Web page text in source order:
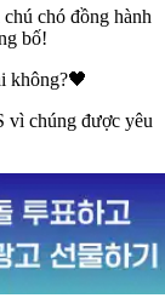
chó đồng hành
bố!
không?🖤
vì chúng được yêu